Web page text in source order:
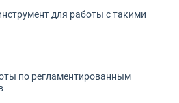
для работы с такими
по регламентированным